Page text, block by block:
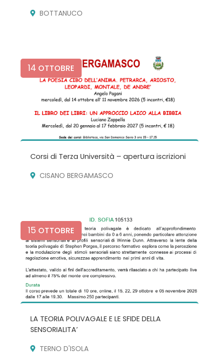
BOTTANUCO
14 OTTOBRE
Corsi di Terza Università – apertura iscrizioni
CISANO BERGAMASCO
15 OTTOBRE
LA TEORIA POLIVAGALE E LE SFIDE DELLA
SENSORIALITA’
TERNO D'ISOLA